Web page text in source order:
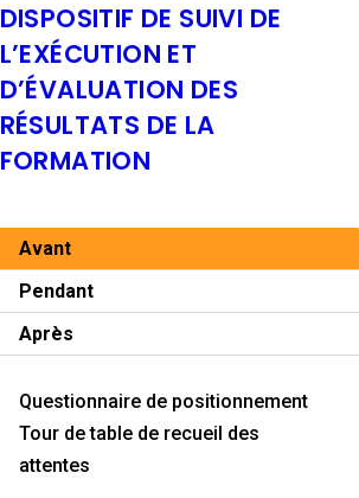
DISPOSITIF DE SUIVI DE
L’EXÉCUTION ET
D’ÉVALUATION DES
RÉSULTATS DE LA
FORMATION
Avant
Pendant
Après
Questionnaire de positionnement
Tour de table de recueil des
attentes